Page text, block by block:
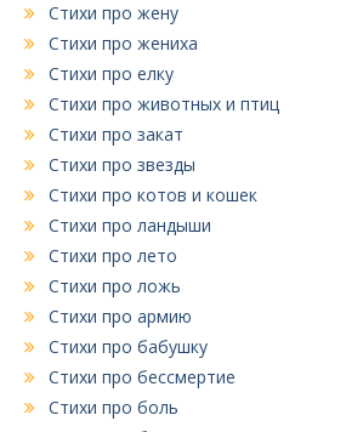
Стихи про жену
Стихи про жениха
Стихи про елку
Стихи про животных и птиц
Стихи про закат
Стихи про звезды
Стихи про котов и кошек
Стихи про ландыши
Стихи про лето
Стихи про ложь
Стихи про армию
Стихи про бабушку
Стихи про бессмертие
Стихи про боль